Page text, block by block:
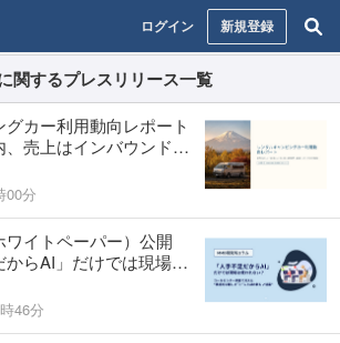
ログイン 新規登録
関するプレスリリース一覧
カー利用動向レポート
売上はインバウンドが
00分
ワイトペーパー）公開
らAI」だけでは現場は
ンター調査で見えた“構
AIの新しい協業”
46分